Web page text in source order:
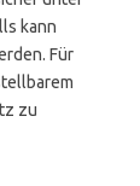
kann
Für
zu